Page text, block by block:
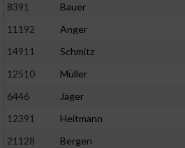
8391
Bauer
11192
Anger
14911
Schmitz
12510
Müller
6446
Jäger
12391
Heitmann
21128
Bergen